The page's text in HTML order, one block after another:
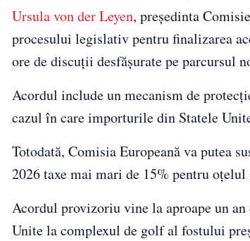
Ursula von der Leyen, președinta
procesului legislativ pentru finalizarea
ore de discuții desfășurate pe parcursul
Acordul include un mecanism de
cazul în care importurile din Statele
Totodată, Comisia Europeană va putea
2026 taxe mai mari de 15% pentru
Acordul provizoriu vine la aproape un
Unite la complexul de golf al fostului